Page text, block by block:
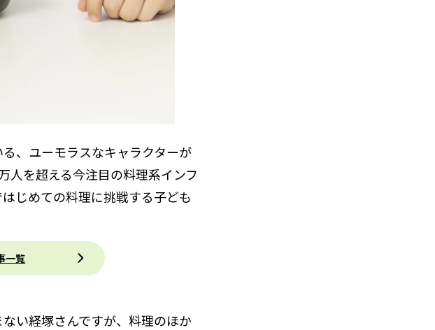
、ユーモラスなキャラクターが
人を超える今注目の料理系インフ
じめての料理に挑戦する子ども
一覧
い経塚さんですが、料理のほか